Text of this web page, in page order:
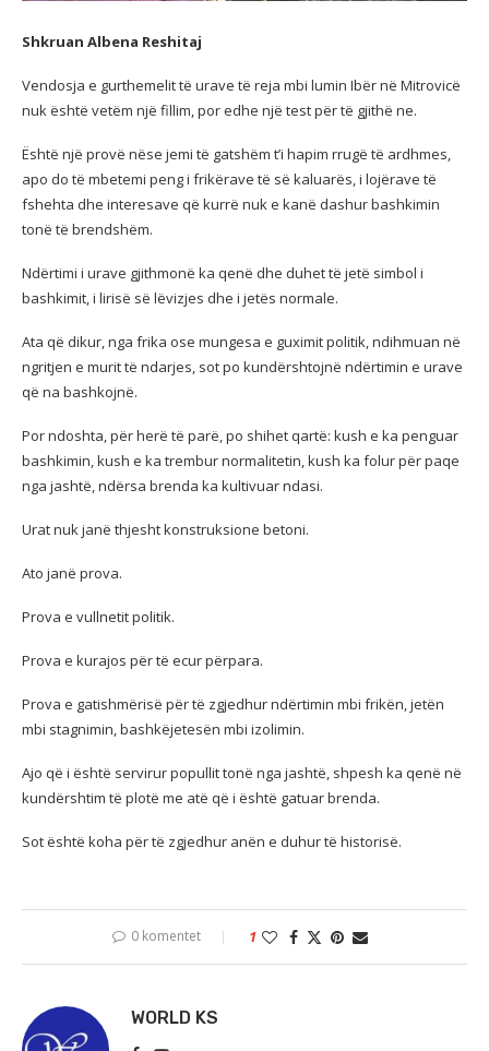
Shkruan Albena Reshitaj
Vendosja e gurthemelit të urave të reja mbi lumin Ibër në Mitrovicë
nuk është vetëm një fillim, por edhe një test për të gjithë ne.
Është një provë nëse jemi të gatshëm t’i hapim rrugë të ardhmes,
apo do të mbetemi peng i frikërave të së kaluarës, i lojërave të
fshehta dhe interesave që kurrë nuk e kanë dashur bashkimin
tonë të brendshëm.
Ndërtimi i urave gjithmonë ka qenë dhe duhet të jetë simbol i
bashkimit, i lirisë së lëvizjes dhe i jetës normale.
Ata që dikur, nga frika ose mungesa e guximit politik, ndihmuan në
ngritjen e murit të ndarjes, sot po kundërshtojnë ndërtimin e urave
që na bashkojnë.
Por ndoshta, për herë të parë, po shihet qartë: kush e ka penguar
bashkimin, kush e ka trembur normalitetin, kush ka folur për paqe
nga jashtë, ndërsa brenda ka kultivuar ndasi.
Urat nuk janë thjesht konstruksione betoni.
Ato janë prova.
Prova e vullnetit politik.
Prova e kurajos për të ecur përpara.
Prova e gatishmërisë për të zgjedhur ndërtimin mbi frikën, jetën
mbi stagnimin, bashkëjetesën mbi izolimin.
Ajo që i është servirur popullit tonë nga jashtë, shpesh ka qenë në
kundërshtim të plotë me atë që i është gatuar brenda.
Sot është koha për të zgjedhur anën e duhur të historisë.
0 komentet 1
WORLD KS